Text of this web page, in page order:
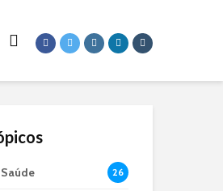
26